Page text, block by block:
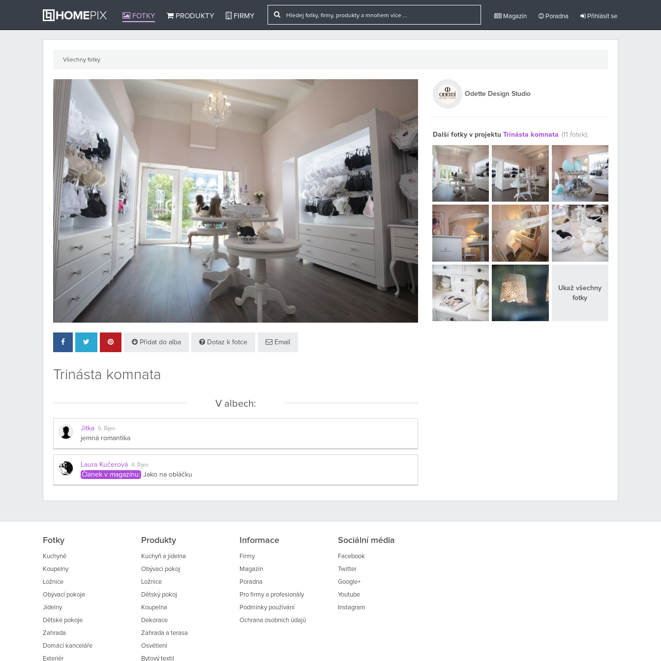
FOTKY PRODUKTY FIRMY Magazín Poradna Přihlásit se
Všechny fotky
Přidat do alba Dotaz k fotce Email
Trinásta komnata
V albech:
Jitka 5. Říjen
jemná romantika
Laura Kučerová 4. Říjen
Článek v magazínu: Jako na obláčku
Odette Design Studio
Další fotky v projektu Trinásta komnata (11 fotek):
Ukaž všechny
fotky
Fotky
Kuchyně
Koupelny
Ložnice
Obývací pokoje
Jídelny
Dětské pokoje
Zahrada
Domácí kanceláře
Exteriér
Produkty
Kuchyň a jídelna
Obývací pokoj
Ložnice
Dětský pokoj
Koupelna
Dekorace
Zahrada a terasa
Osvětlení
Bytový textil
Informace
Firmy
Magazín
Poradna
Pro firmy a profesionály
Podmínky používání
Ochrana osobních údajů
Sociální média
Facebook
Twitter
Google+
Youtube
Instagram